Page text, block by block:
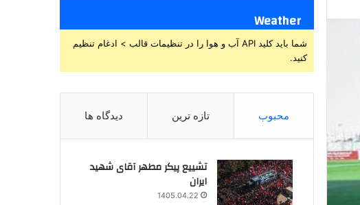
Weather
شما باید کلید API آب و هوا را در تنظیمات قالب > ادغام تنظیم
کنید.
محبوب تازه ترین دیدگاه ها
تشییع پیکر مطهر آقای شهید
ایران
1405.04.22